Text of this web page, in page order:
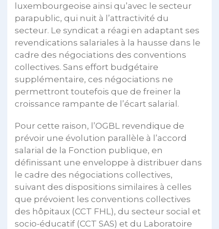
luxembourgeoise ainsi qu’avec le secteur
parapublic, qui nuit à l’attractivité du
secteur. Le syndicat a réagi en adaptant ses
revendications salariales à la hausse dans le
cadre des négociations des conventions
collectives. Sans effort budgétaire
supplémentaire, ces négociations ne
permettront toutefois que de freiner la
croissance rampante de l’écart salarial.
Pour cette raison, l’OGBL revendique de
prévoir une évolution parallèle à l’accord
salarial de la Fonction publique, en
définissant une enveloppe à distribuer dans
le cadre des négociations collectives,
suivant des dispositions similaires à celles
que prévoient les conventions collectives
des hôpitaux (CCT FHL), du secteur social et
socio-éducatif (CCT SAS) et du Laboratoire